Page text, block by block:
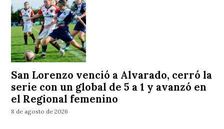
San Lorenzo venció a Alvarado, cerró la
serie con un global de 5 a 1 y avanzó en
el Regional femenino
8 de agosto de 2026